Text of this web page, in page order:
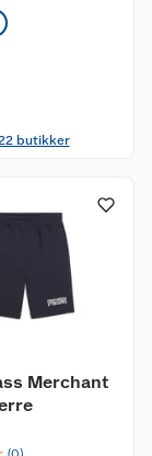
butikker
Merchant